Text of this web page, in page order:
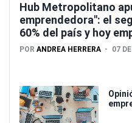
Hub Metropolitano
emprendedora": el
60% del país y hoy
POR ANDREA HERRERA 07